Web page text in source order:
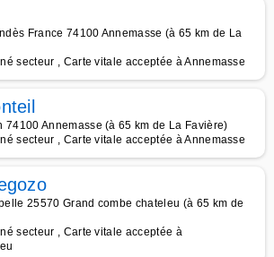
France 74100 Annemasse (à 65 km de La
secteur , Carte vitale acceptée à Annemasse
74100 Annemasse (à 65 km de La Favière)
secteur , Carte vitale acceptée à Annemasse
25570 Grand combe chateleu (à 65 km de
secteur , Carte vitale acceptée à